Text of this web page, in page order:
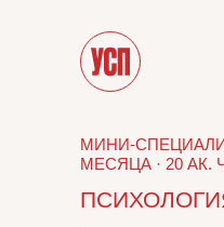
МИНИ-
МЕСЯЦА · 20 АК.